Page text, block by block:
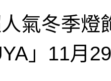
人氣冬季燈
」11月